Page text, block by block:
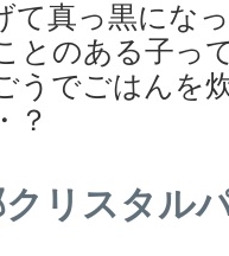
真っ黒にな
とのある子っ
うでごはんを
？
リスタル